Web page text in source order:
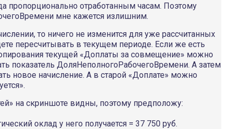
пропорционально отработанным часам. Поэтому
мне кажется излишним.
то ничего не изменится для уже рассчитанных
пересчитывать в текущем периоде. Если же есть
текущей «Доплаты за совмещение» можно
показатель ДоляНеполногоРабочегоВремени. А затем
новое начисление. А в старой «Доплате» можно
на скриншоте видны, поэтому предположу:
оклад у него получается = 37 750 руб.